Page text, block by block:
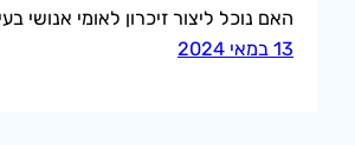
האם נוכל ליצור זיכרון לאומי אנושי
13 במאי 2024